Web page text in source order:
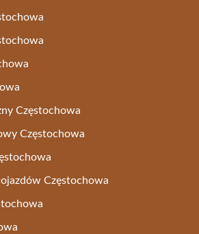
Częstochowa
Częstochowa
Częstochowa